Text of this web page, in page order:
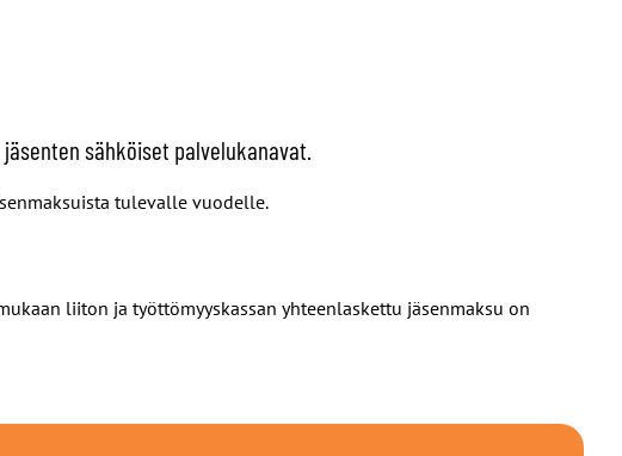
sähköiset palvelukanavat.
tulevalle vuodelle.
liiton ja työttömyyskassan yhteenlaskettu jäsenmaksu on